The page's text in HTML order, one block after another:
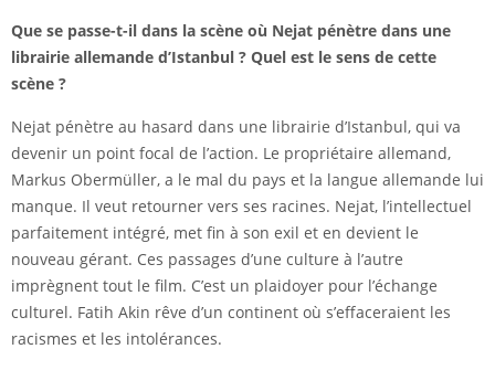
Que se passe-t-il dans la scène où Nejat pénètre dans une
librairie allemande d’Istanbul ? Quel est le sens de cette
scène ?
Nejat pénètre au hasard dans une librairie d’Istanbul, qui va
devenir un point focal de l’action. Le propriétaire allemand,
Markus Obermüller, a le mal du pays et la langue allemande lui
manque. Il veut retourner vers ses racines. Nejat, l’intellectuel
parfaitement intégré, met fin à son exil et en devient le
nouveau gérant. Ces passages d’une culture à l’autre
imprègnent tout le film. C’est un plaidoyer pour l’échange
culturel. Fatih Akin rêve d’un continent où s’effaceraient les
racismes et les intolérances.